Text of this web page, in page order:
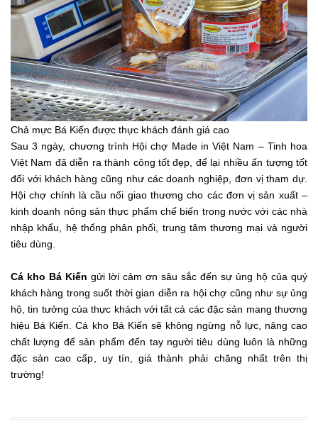
Chả mực Bá Kiến được thực khách đánh giá cao
Sau 3 ngày, chương trình Hội chợ Made in Việt Nam – Tinh hoa
Việt Nam đã diễn ra thành công tốt đẹp, để lại nhiều ấn tượng tốt
đối với khách hàng cũng như các doanh nghiệp, đơn vị tham dự.
Hội chợ chính là cầu nối giao thương cho các đơn vị sản xuất –
kinh doanh nông sản thực phẩm chế biến trong nước với các nhà
nhập khẩu, hệ thống phân phối, trung tâm thương mại và người
tiêu dùng.
Cá kho Bá Kiến gửi lời cảm ơn sâu sắc đến sự ủng hộ của quý
khách hàng trong suốt thời gian diễn ra hội chợ cũng như sự ủng
hộ, tin tưởng của thực khách với tất cả các đặc sản mang thương
hiệu Bá Kiến. Cá kho Bá Kiến sẽ không ngừng nỗ lực, nâng cao
chất lượng để sản phẩm đến tay người tiêu dùng luôn là những
đặc sản cao cấp, uy tín, giá thành phải chăng nhất trên thị
trường!